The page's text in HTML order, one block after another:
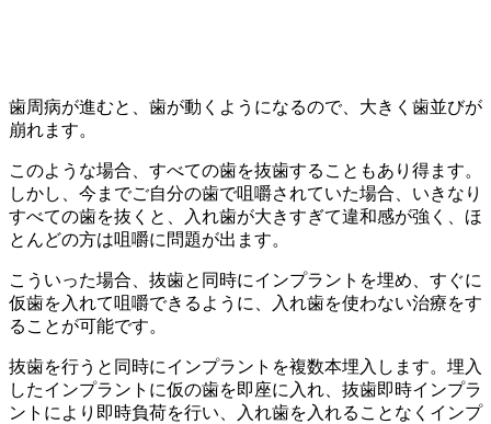
歯周病が進むと、歯が動くようになるので、大きく歯並びが
崩れます。
このような場合、すべての歯を抜歯することもあり得ます。
しかし、今までご自分の歯で咀嚼されていた場合、いきなり
すべての歯を抜くと、入れ歯が大きすぎて違和感が強く、ほ
とんどの方は咀嚼に問題が出ます。
こういった場合、抜歯と同時にインプラントを埋め、すぐに
仮歯を入れて咀嚼できるように、入れ歯を使わない治療をす
ることが可能です。
抜歯を行うと同時にインプラントを複数本埋入します。埋入
したインプラントに仮の歯を即座に入れ、抜歯即時インプラ
ントにより即時負荷を行い、入れ歯を入れることなくインプ